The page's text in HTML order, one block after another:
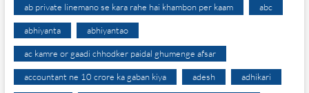
ab private linemano se kara rahe hai khambon per kaam abc
abhiyanta abhiyantao
ac kamre or gaadi chhodker paidal ghumenge afsar
accountant ne 10 crore ka gaban kiya adesh adhikari